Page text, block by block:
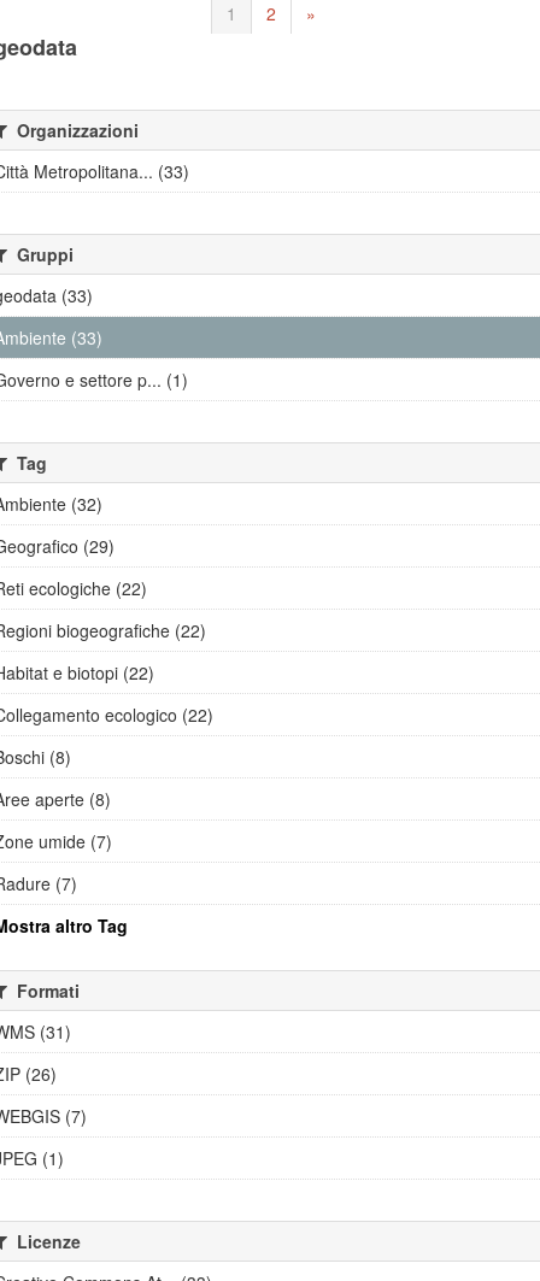
1 2 »
Organizzazioni
Metropolitana... (33)
Gruppi
(33)
(33)
e settore p... (1)
Tag
(32)
(29)
ecologiche (22)
biogeografiche (22)
e biotopi (22)
ecologico (22)
(8)
aperte (8)
umide (7)
(7)
altro Tag
Formati
(31)
(26)
(7)
(1)
Licenze